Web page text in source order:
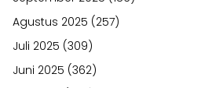
Agustus 2025 (257)
Juli 2025 (309)
Juni 2025 (362)